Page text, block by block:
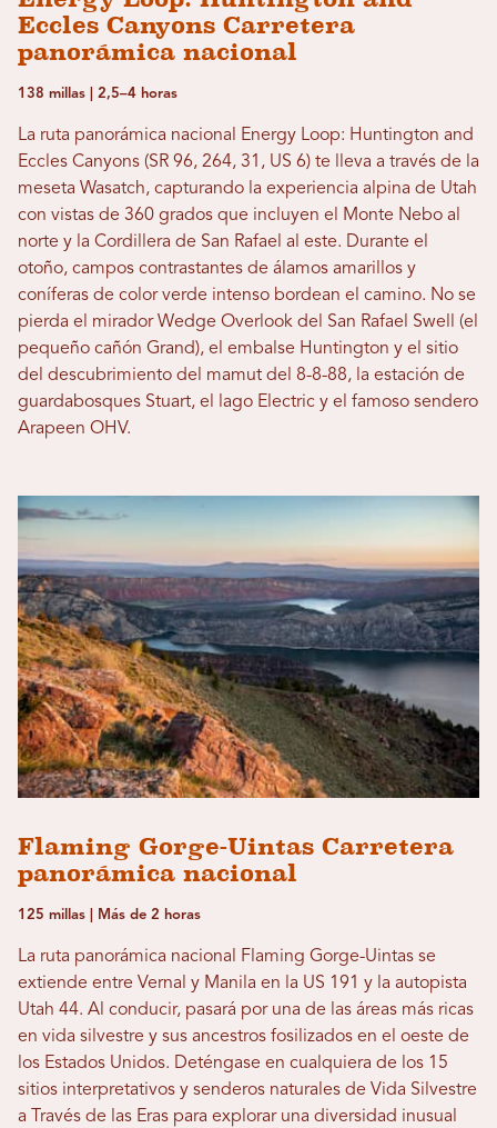
Eccles Canyons Carretera
panorámica nacional
138 millas | 2,5–4 horas
La ruta panorámica nacional Energy Loop: Huntington and
Eccles Canyons (SR 96, 264, 31, US 6) te lleva a través de la
meseta Wasatch, capturando la experiencia alpina de Utah
con vistas de 360 ​​grados que incluyen el Monte Nebo al
norte y la Cordillera de San Rafael al este. Durante el
otoño, campos contrastantes de álamos amarillos y
coníferas de color verde intenso bordean el camino. No se
pierda el mirador Wedge Overlook del San Rafael Swell (el
pequeño cañón Grand), el embalse Huntington y el sitio
del descubrimiento del mamut del 8-8-88, la estación de
guardabosques Stuart, el lago Electric y el famoso sendero
Arapeen OHV.
Flaming Gorge-Uintas Carretera
panorámica nacional
125 millas | Más de 2 horas
La ruta panorámica nacional Flaming Gorge-Uintas se
extiende entre Vernal y Manila en la US 191 y la autopista
Utah 44. Al conducir, pasará por una de las áreas más ricas
en vida silvestre y sus ancestros fosilizados en el oeste de
los Estados Unidos. Deténgase en cualquiera de los 15
sitios interpretativos y senderos naturales de Vida Silvestre
a Través de las Eras para explorar una diversidad inusual